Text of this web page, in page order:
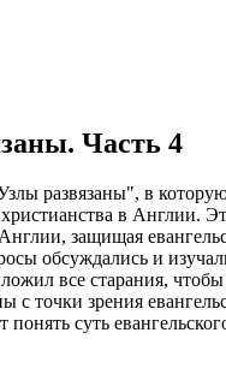
Часть 4
развязаны", в
в Англии.
защищая
обсуждались и
все старания,
с точки зрения
суть